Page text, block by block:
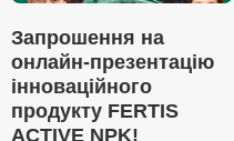
Запрошення на
онлайн-презентацію
інноваційного
продукту FERTIS
ACTIVE NPK!